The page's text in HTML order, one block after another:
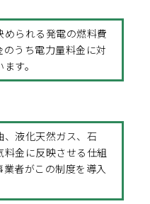
められる発電の燃料費
うち電力量料金に対
す。
、液化天然ガス、石
金に反映させる仕組
者がこの制度を導入